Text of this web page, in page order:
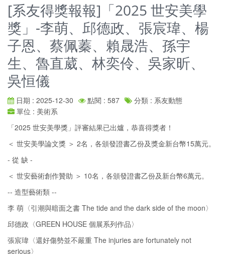
[系友得獎報報]「2025 世安美學
獎」-李萌、邱德政、張宸瑋、楊
子恩、蔡佩蓁、賴晟浩、孫宇
生、魯直葳、林奕伶、吳家昕、
吳恒儀
日期 : 2025-12-30 點閱 : 587
分類 : 系友動態
單位 : 美術系
「2025 世安美學獎」評審結果已出爐，恭喜得獎者！
＜ 世安美學論文獎 ＞ 2名，各頒發證書乙份及獎金新台幣15萬元。
- 從 缺 -
＜ 世安藝術創作贊助 ＞ 10名，各頒發證書乙份及新台幣6萬元。
-- 造型藝術類 --
李 萌〈引潮與暗面之書 The tide and the dark side of the moon〉
邱德政〈GREEN HOUSE 個展系列作品〉
張宸瑋〈還好傷勢並不嚴重 The injuries are fortunately not
serious〉